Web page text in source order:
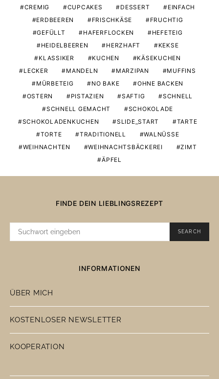
CREMIG
CUPCAKES DESSERT
EINFACH
ERDBEEREN
FRISCHKÄSE
FRUCHTIG
GEFÜLLT
HAFERFLOCKEN
HEFETEIG
HEIDELBEEREN
HERZHAFT
KEKSE
KLASSIKER
KUCHEN
KÄSEKUCHEN
LECKER
MANDELN MARZIPAN
MUFFINS
MÜRBETEIG
NO BAKE
OHNE BACKEN
OSTERN
PISTAZIEN SAFTIG
SCHNELL
SCHNELL GEMACHT
SCHOKOLADE
SCHOKOLADENKUCHEN
SLIDE_START
TARTE
TORTE
TRADITIONELL
WALNÜSSE
WEIHNACHTEN
WEIHNACHTSBÄCKEREI
ZIMT
ÄPFEL
FINDE DEIN LIEBLINGSREZEPT
SUCHE
SEARCH
INFORMATIONEN
ÜBER MICH
KOSTENLOSER NEWSLETTER
KOOPERATION